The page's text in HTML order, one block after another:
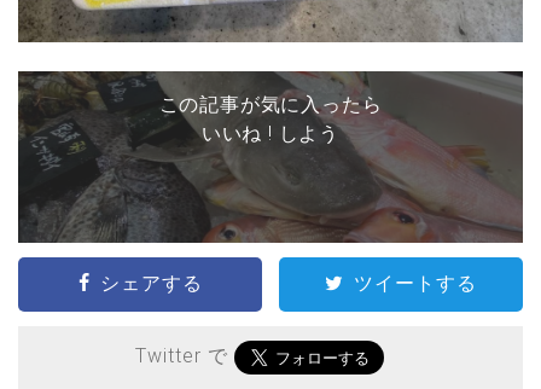
この記事が気に入ったら
いいね ! しよう
シェアする ツイートする
Twitter で